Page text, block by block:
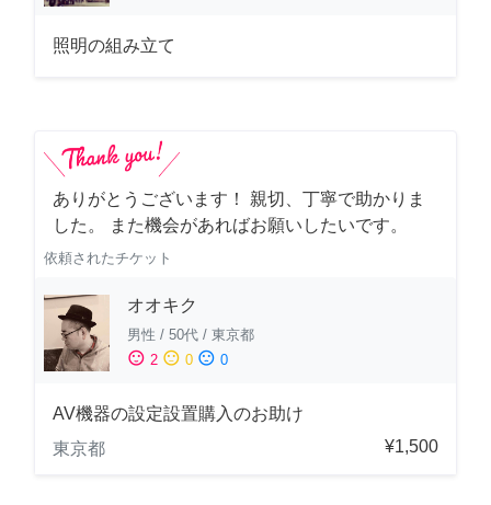
照明の組み立て
ありがとうございます！ 親切、丁寧で助かりま
した。 また機会があればお願いしたいです。
依頼されたチケット
オオキク
男性 / 50代 / 東京都
sentiment_satisfied 2 sentiment_neutral 0 sentiment_dissatisfied 0
AV機器の設定設置購入のお助け
東京都
¥1,500